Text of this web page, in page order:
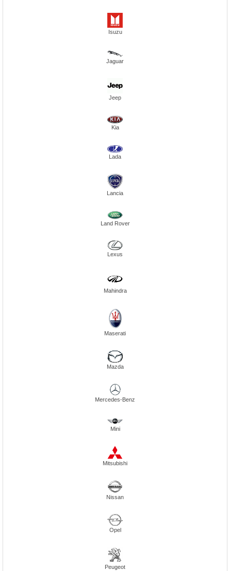
Isuzu
Jaguar
Jeep
Kia
Lada
Lancia
Land Rover
Lexus
Mahindra
Maserati
Mazda
Mercedes-Benz
Mini
Mitsubishi
Nissan
Opel
Peugeot